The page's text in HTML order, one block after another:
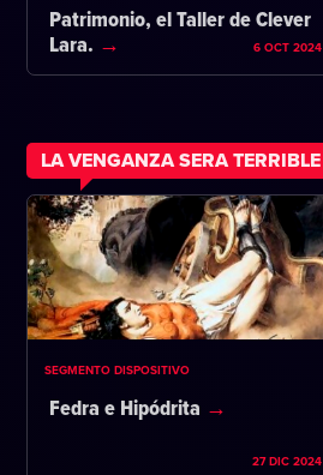
Patrimonio, el Taller de Clever
Lara.
6 OCT 2024
LA VENGANZA SERA TERRIBLE
SEGMENTO DISPOSITIVO
Fedra e Hipódrita
27 DIC 2024